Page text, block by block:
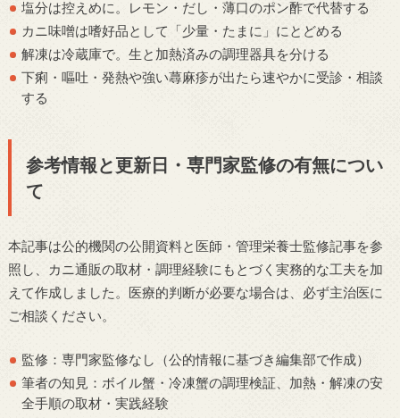
塩分は控えめに。レモン・だし・薄口のポン酢で代替する
カニ味噌は嗜好品として「少量・たまに」にとどめる
解凍は冷蔵庫で。生と加熱済みの調理器具を分ける
下痢・嘔吐・発熱や強い蕁麻疹が出たら速やかに受診・相談
する
参考情報と更新日・専門家監修の有無につい
て
本記事は公的機関の公開資料と医師・管理栄養士監修記事を参
照し、カニ通販の取材・調理経験にもとづく実務的な工夫を加
えて作成しました。医療的判断が必要な場合は、必ず主治医に
ご相談ください。
監修：専門家監修なし（公的情報に基づき編集部で作成）
筆者の知見：ボイル蟹・冷凍蟹の調理検証、加熱・解凍の安
全手順の取材・実践経験